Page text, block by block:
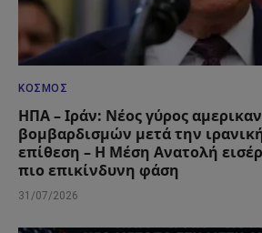
ΚΌΣΜΟΣ
ΗΠΑ – Ιράν: Νέος γύρος
βομβαρδισμών μετά την
επίθεση – Η Μέση Ανατολή
πιο επικίνδυνη φάση
31/07/2026